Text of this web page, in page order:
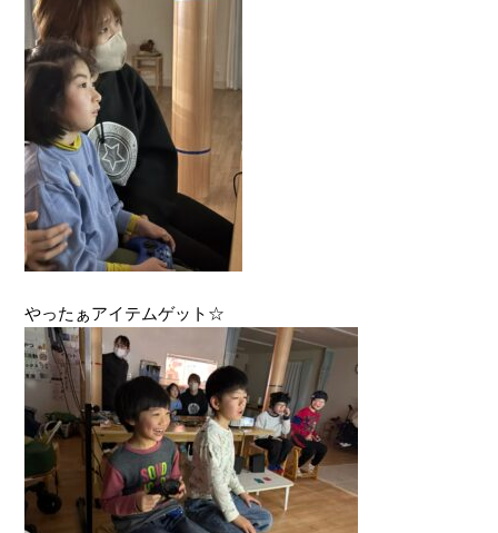
やったぁアイテムゲット☆